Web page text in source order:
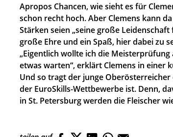
Apropos Chancen, wie sieht es für
schon recht hoch. Aber Clemens kann
Stärken seien „seine große
große Ehre und ein Spaß, hier dabei zu
„Eigentlich wollte ich die
etwas warten“, erklärt Clemens in einer
Und so tragt der junge
der EuroSkills-Wettbewerbe ist. Denn,
in St. Petersburg werden die Fleischer